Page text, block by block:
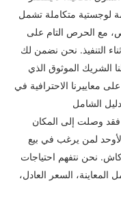
لوجستية متكاملة تشمل
مع الحرص التام على
التنفيذ. نحن نضمن لك
الشريك الموثوق الذي
معاييرنا الاحترافية في
الشامل
فقد وصلت إلى المكان
لمن يرغب في بيع
نحن نتفهم احتياجات
السعر العادل،